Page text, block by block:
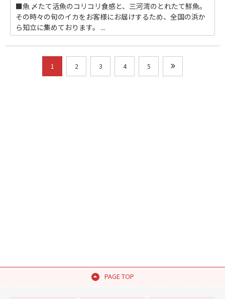
■魚 〆たて活魚のコリコリ食感と、三河湾のとれたて鮮魚。
その時々の旬のイカをお客様にお届けするため、全国の浜か
ら知立に集めております。 ...
1 2 3 4 5
PAGE TOP